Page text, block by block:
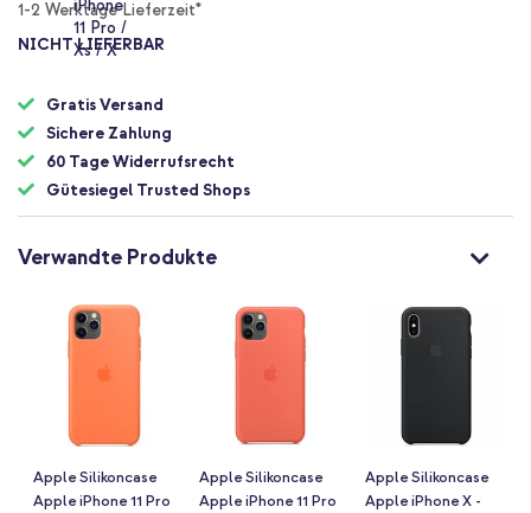
1-2 Werktage Lieferzeit*
NICHT LIEFERBAR
Gratis Versand
Sichere Zahlung
60 Tage Widerrufsrecht
Gütesiegel Trusted Shops
Verwandte Produkte
Apple Silikoncase
Apple iPhone 11 Pro
Apple Silikoncase
Apple iPhone 11 Pro
Apple Silikoncase
Apple iPhone X -